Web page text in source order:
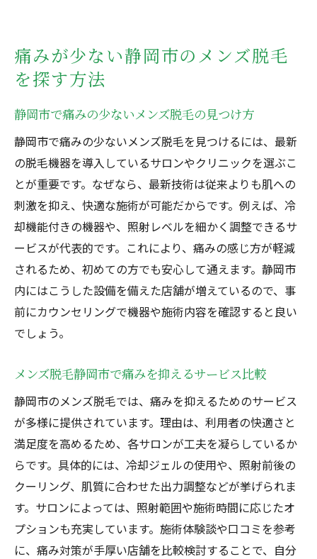
痛みが少ない静岡市のメンズ脱毛
を探す方法
静岡市で痛みの少ないメンズ脱毛の見つけ方
静岡市で痛みの少ないメンズ脱毛を見つけるには、最新
の脱毛機器を導入しているサロンやクリニックを選ぶこ
とが重要です。なぜなら、最新技術は従来よりも肌への
刺激を抑え、快適な施術が可能だからです。例えば、冷
却機能付きの機器や、照射レベルを細かく調整できるサ
ービスが代表的です。これにより、痛みの感じ方が軽減
されるため、初めての方でも安心して通えます。静岡市
内にはこうした設備を備えた店舗が増えているので、事
前にカウンセリングで機器や施術内容を確認すると良い
でしょう。
メンズ脱毛静岡市で痛みを抑えるサービス比較
静岡市のメンズ脱毛では、痛みを抑えるためのサービス
が多様に提供されています。理由は、利用者の快適さと
満足度を高めるため、各サロンが工夫を凝らしているか
らです。具体的には、冷却ジェルの使用や、照射前後の
クーリング、肌質に合わせた出力調整などが挙げられま
す。サロンによっては、照射範囲や施術時間に応じたオ
プションも充実しています。施術体験談や口コミを参考
に、痛み対策が手厚い店舗を比較検討することで、自分